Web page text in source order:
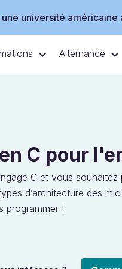
université américaine
Alternance
C pour
C et vous souhaitez
d’architecture des
programmer !